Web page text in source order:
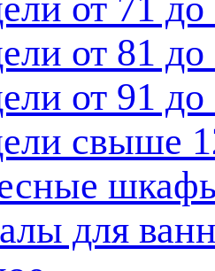
от 81 до
от 91 до
свыше
для